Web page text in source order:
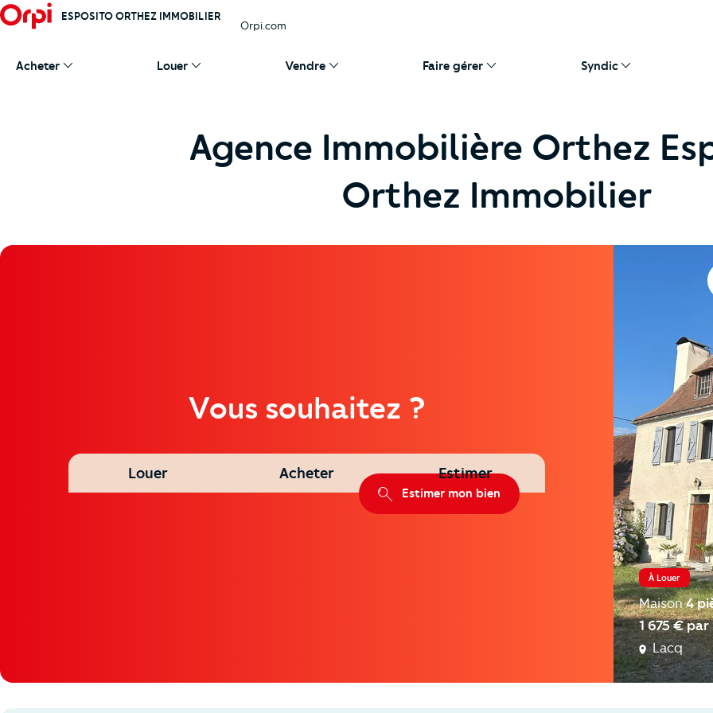
ESPOSITO ORTHEZ IMMOBILIER
Orpi.com
Acheter Louer Vendre Faire gérer Syndic
Agence Immobilière Orthez
Orthez Immobilier
Vous souhaitez ?
Louer Acheter Estimer
Estimer mon bien
À Louer
Maison 4
1 675 € par
Lacq